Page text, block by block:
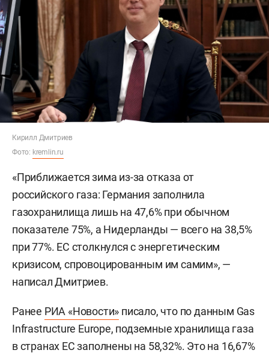
Кирилл Дмитриев
Фото: kremlin.ru
«Приближается зима из-за отказа от
российского газа: Германия заполнила
газохранилища лишь на 47,6% при обычном
показателе 75%, а Нидерланды — всего на 38,5%
при 77%. ЕС столкнулся с энергетическим
кризисом, спровоцированным им самим», —
написал Дмитриев.
Ранее РИА «Новости» писало, что по данным Gas
Infrastructure Europe, подземные хранилища газа
в странах ЕС заполнены на 58,32%. Это на 16,67%